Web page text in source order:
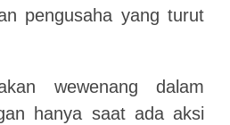
pengusaha yang turut
wewenang dalam
hanya saat ada aksi